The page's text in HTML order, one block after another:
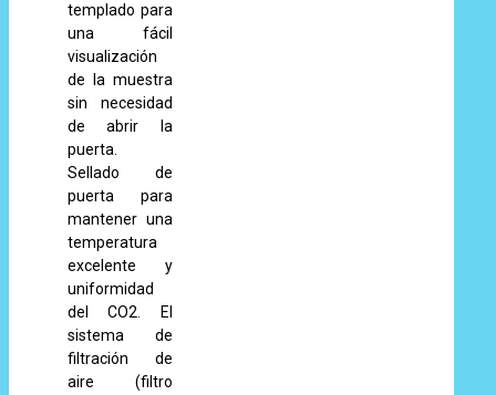
templado para
una fácil
visualización
de la muestra
sin necesidad
de abrir la
puerta.
Sellado de
puerta para
mantener una
temperatura
excelente y
uniformidad
del CO2. El
sistema de
filtración de
aire (filtro